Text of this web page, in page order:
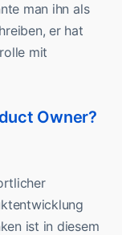
man ihn als
er hat
mit
Owner?
ist in diesem